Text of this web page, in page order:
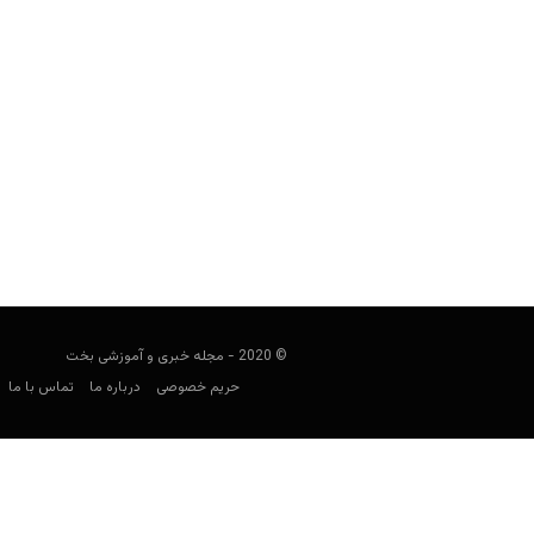
© 2020 - مجله خبری و آموزشی بخت
حریم خصوصی
درباره ما تماس با ما